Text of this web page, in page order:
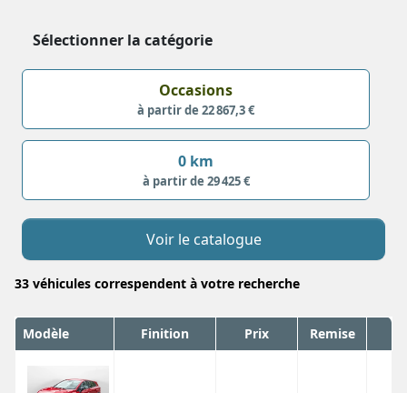
Sélectionner la catégorie
Occasions
à partir de 22 867,3 €
0 km
à partir de 29 425 €
Voir le catalogue
33 véhicules correspendent à votre recherche
Modèle Finition Prix Remise